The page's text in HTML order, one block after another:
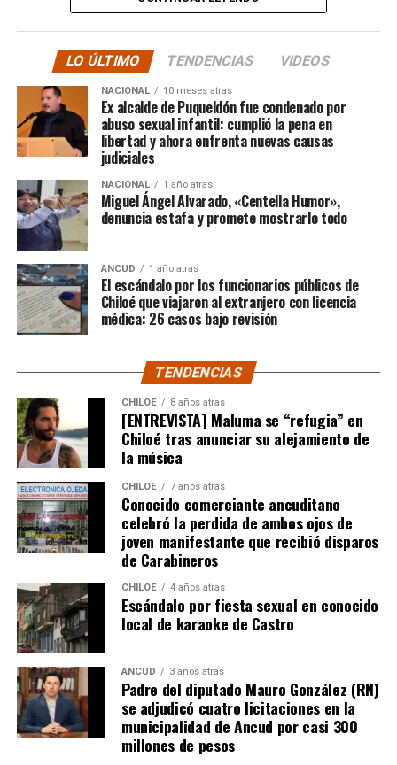
hacer justicia.”
El posteo cierra con un mensaje de agradecimiento a
quienes lo han acompañado desde que compartió lo
ocurrido:
“Gracias a todos por el
apoyo!!!!”
Por el momento, las personas aludidas no han emitido
declaraciones públicas. La historia, según Centella,
recién comienza y, el mencionado posteo, ha generado
comentarios de todo tipo, en su gran mayoría, a favor
del humorista de Punta Arenas.
LO ÚLTIMO TENDENCIAS VIDEOS
NACIONAL 10 meses atras
Ex alcalde de Puqueldón fue condenado por
abuso sexual infantil: cumplió la pena en
libertad y ahora enfrenta nuevas causas
judiciales
NACIONAL 1 año atras
Miguel Ángel Alvarado, «Centella Humor»,
denuncia estafa y promete mostrarlo todo
ANCUD 1 año atras
El escándalo por los funcionarios públicos de
Chiloé que viajaron al extranjero con licencia
médica: 26 casos bajo revisión
TENDENCIAS
CHILOE 8 años atras
[ENTREVISTA] Maluma se “refugia” en
Chiloé tras anunciar su alejamiento de
la música
CHILOE 7 años atras
Conocido comerciante ancuditano
celebró la perdida de ambos ojos de
joven manifestante que recibió disparos
de Carabineros
CHILOE 4 años atras
Escándalo por fiesta sexual en conocido
local de karaoke de Castro
ANCUD 3 años atras
Padre del diputado Mauro González (RN)
se adjudicó cuatro licitaciones en la
municipalidad de Ancud por casi 300
millones de pesos